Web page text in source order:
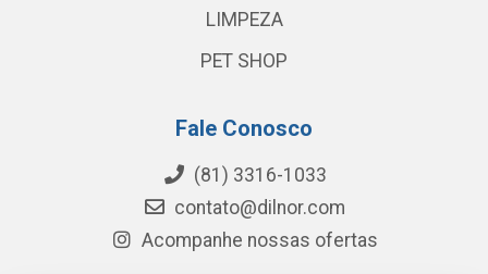
LIMPEZA
PET SHOP
Fale Conosco
(81) 3316-1033
contato@dilnor.com
Acompanhe nossas ofertas